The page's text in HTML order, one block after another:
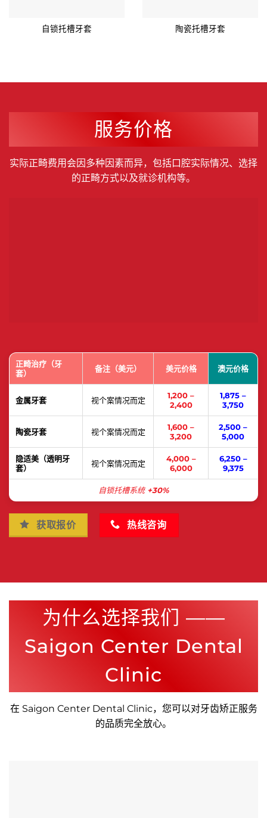
自锁托槽牙套 陶瓷托槽牙套
服务价格
实际正畸费用会因多种因素而异，包括口腔实际情况、选择
的正畸方式以及就诊机构等。
正畸治疗（牙
套）
备注（美元） 美元价格 澳元价格
金属牙套 视个案情况而定
1,200 –
2,400
1,875 –
3,750
陶瓷牙套 视个案情况而定
1,600 –
3,200
2,500 –
5,000
隐适美（透明牙
套）
视个案情况而定
4,000 –
6,000
6,250 –
9,375
自锁托槽系统+30%
获取报价 热线咨询
为什么选择我们 ——
Saigon Center Dental
Clinic
在 Saigon Center Dental Clinic，您可以对牙齿矫正服务
的品质完全放心。